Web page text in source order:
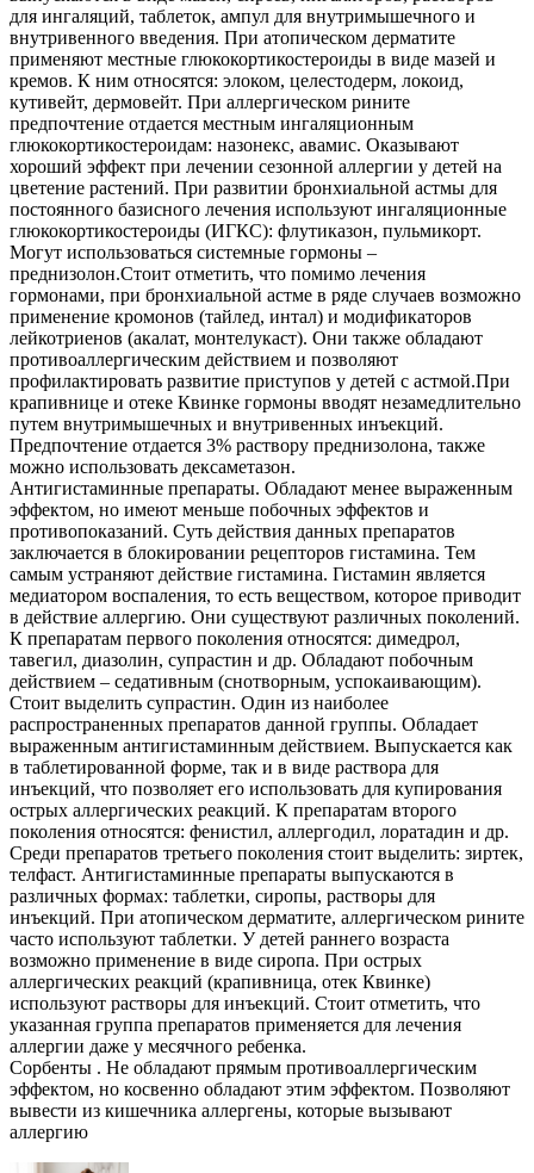
для ингаляций, таблеток, ампул для внутримышечного и
внутривенного введения. При атопическом дерматите
применяют местные глюкокортикостероиды в виде мазей и
кремов. К ним относятся: элоком, целестодерм, локоид,
кутивейт, дермовейт. При аллергическом рините
предпочтение отдается местным ингаляционным
глюкокортикостероидам: назонекс, авамис. Оказывают
хороший эффект при лечении сезонной аллергии у детей на
цветение растений. При развитии бронхиальной астмы для
постоянного базисного лечения используют ингаляционные
глюкокортикостероиды (ИГКС): флутиказон, пульмикорт.
Могут использоваться системные гормоны –
преднизолон.Стоит отметить, что помимо лечения
гормонами, при бронхиальной астме в ряде случаев возможно
применение кромонов (тайлед, интал) и модификаторов
лейкотриенов (акалат, монтелукаст). Они также обладают
противоаллергическим действием и позволяют
профилактировать развитие приступов у детей с астмой.При
крапивнице и отеке Квинке гормоны вводят незамедлительно
путем внутримышечных и внутривенных инъекций.
Предпочтение отдается 3% раствору преднизолона, также
можно использовать дексаметазон.
Антигистаминные препараты. Обладают менее выраженным
эффектом, но имеют меньше побочных эффектов и
противопоказаний. Суть действия данных препаратов
заключается в блокировании рецепторов гистамина. Тем
самым устраняют действие гистамина. Гистамин является
медиатором воспаления, то есть веществом, которое приводит
в действие аллергию. Они существуют различных поколений.
К препаратам первого поколения относятся: димедрол,
тавегил, диазолин, супрастин и др. Обладают побочным
действием – седативным (снотворным, успокаивающим).
Стоит выделить супрастин. Один из наиболее
распространенных препаратов данной группы. Обладает
выраженным антигистаминным действием. Выпускается как
в таблетированной форме, так и в виде раствора для
инъекций, что позволяет его использовать для купирования
острых аллергических реакций. К препаратам второго
поколения относятся: фенистил, аллергодил, лоратадин и др.
Среди препаратов третьего поколения стоит выделить: зиртек,
телфаст. Антигистаминные препараты выпускаются в
различных формах: таблетки, сиропы, растворы для
инъекций. При атопическом дерматите, аллергическом рините
часто используют таблетки. У детей раннего возраста
возможно применение в виде сиропа. При острых
аллергических реакций (крапивница, отек Квинке)
используют растворы для инъекций. Стоит отметить, что
указанная группа препаратов применяется для лечения
аллергии даже у месячного ребенка.
Сорбенты . Не обладают прямым противоаллергическим
эффектом, но косвенно обладают этим эффектом. Позволяют
вывести из кишечника аллергены, которые вызывают
аллергию